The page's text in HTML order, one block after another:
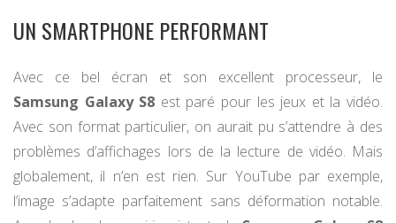
UN SMARTPHONE PERFORMANT
Avec ce bel écran et son excellent processeur, le
Samsung Galaxy S8 est paré pour les jeux et la vidéo.
Avec son format particulier, on aurait pu s’attendre à des
problèmes d’affichages lors de la lecture de vidéo. Mais
globalement, il n’en est rien. Sur YouTube par exemple,
l’image s’adapte parfaitement sans déformation notable.